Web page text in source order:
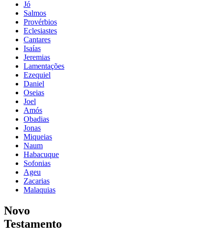
Jó
Salmos
Provérbios
Eclesiastes
Cantares
Isaías
Jeremias
Lamentações
Ezequiel
Daniel
Oseias
Joel
Amós
Obadias
Jonas
Miqueias
Naum
Habacuque
Sofonias
Ageu
Zacarias
Malaquias
Novo
Testamento